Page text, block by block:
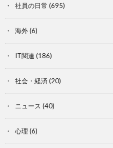
社員の日常 (695)
海外(6)
IT関連 (186)
社会・経済 (20)
ニュース (40)
心理 (6)